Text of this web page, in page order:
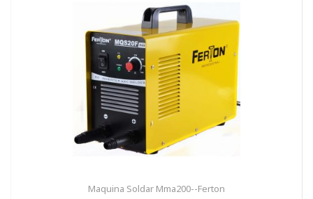
Maquina Soldar Mma200--Ferton